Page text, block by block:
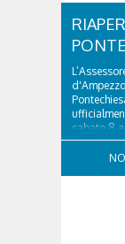
sabato 8
verifiche e